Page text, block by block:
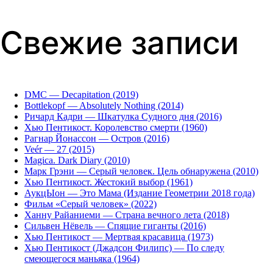
Свежие записи
DMC — Decapitation (2019)
Bottlekopf — Absolutely Nothing (2014)
Ричард Кадри — Шкатулка Судного дня (2016)
Хью Пентикост. Королевство смерти (1960)
Рагнар Йонассон — Остров (2016)
Veér — 27 (2015)
Magica. Dark Diary (2010)
Марк Грэни — Серый человек. Цель обнаружена (2010)
Хью Пентикост. Жестокий выбор (1961)
АукцЫон — Это Мама (Издание Геометрии 2018 года)
Фильм «Серый человек» (2022)
Ханну Райаниеми — Страна вечного лета (2018)
Сильвен Нёвель — Спящие гиганты (2016)
Хью Пентикост — Мертвая красавица (1973)
Хью Пентикост (Джадсон Филипс) — По следу
смеющегося маньяка (1964)